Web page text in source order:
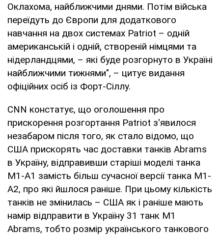
Оклахома, найближчими днями. Потім війська
переїдуть до Європи для додаткового
навчання на двох системах Patriot – одній
американській і одній, створеній німцями та
нідерландцями, – які буде розгорнуто в Україні
найближчими тижнями", – цитує видання
офіційних осіб із Форт-Сіллу.
CNN констатує, що оголошення про
прискорення розгортання Patriot з'явилося
незабаром після того, як стало відомо, що
США прискорять час доставки танків Abrams
в Україну, відправивши старіші моделі танка
M1-A1 замість більш сучасної версії танка M1-
A2, про які йшлося раніше. При цьому кількість
танків не змінилась – США як і раніше мають
намір відправити в Україну 31 танк M1
Abrams, тобто розмір українського танкового